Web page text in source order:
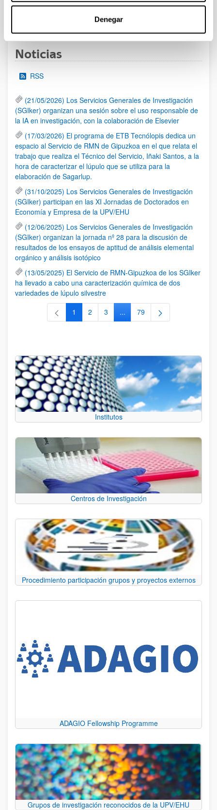
Denegar
Páginas intermedias Use TAB para desplazarse.
PáginaPágina
13 14
Noticias
RSS
(21/05/2026) Los Servicios Generales de Investigación
(SGIker) organizan una sesión sobre el uso responsable de
la IA en investigación, con la colaboración de Elsevier
(17/03/2026) El programa de ETB Tecnólopis dedica un
espacio al Servicio de RMN de Gipuzkoa en el que relata el
trabajo que realiza el Técnico del Servicio, Iñaki Santos, a la
hora de caracterizar el lúpulo que se utiliza para la
elaboración de Sagarlup.
(31/10/2025) Los Servicios Generales de Investigación
(SGIker) participan en las XI Jornadas de Doctorados en
Economía y Empresa de la UPV/EHU
(12/06/2025) Los Servicios Generales de Investigación
(SGIker) organizan la jornada nº 28 para la discusión de
resultados de los ensayos de aptitud de análisis elemental
orgánico y análisis isotópico
(13/05/2025) El Servicio de RMN-Gipuzkoa de los SGIker
ha llevado a cabo una caracterización química de dos
variedades de lúpulo silvestre
Página
1 Página
2 Página
3 ...Páginas intermedias Use TAB
Página
79
Institutos
Centros de Investigación
Procedimiento participación grupos y proyectos externos
ADAGIO Fellowship Programme
Grupos de investigación reconocidos de la UPV/EHU